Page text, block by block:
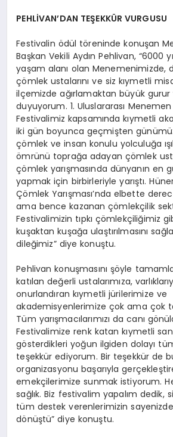
PEHLİVAN’DAN TEŞEKKÜR VURGUSU
Festivalin ödül töreninde konuşan
Başkan Vekili Aydın Pehlivan, “6000
yaşam alanı olan Menemenimizde,
çömlek ustalarını ve siz kıymetli
ilçemizde ağırlamaktan büyük
duyuyorum. 1. Uluslararası
Festivalimiz kapsamında kıymetli
iki gün boyunca geçmişten
çömlek ve insan konulu yolculuğa
ömrünü toprağa adayan çömlek
çömlek yarışmasında dünyanın en
yapmak için birbirleriyle yarıştı.
Çömlek Yarışması’nda elbette
ama bence kazanan çömlekçilik
Festivalimizin tıpkı çömlekçiliğimiz
kuşaktan kuşağa ulaştırılmasını
dileğimiz” diye konuştu.
Pehlivan konuşmasını şöyle
katılan değerli ustalarımıza,
onurlandıran kıymetli jürilerimize ve
akademisyenlerimize çok ama çok
Tüm yarışmacılarımızı da canı
Festivalimize renk katan kıymetli
gösterdikleri yoğun ilgiden dolayı
teşekkür ediyorum. Bir teşekkür de
organizasyonu başarıyla
emekçilerimize sunmak istiyorum.
sağlık. Biz festivalim yapalım dedik,
tüm destek verenlerimizin
dönüştü” diye konuştu.